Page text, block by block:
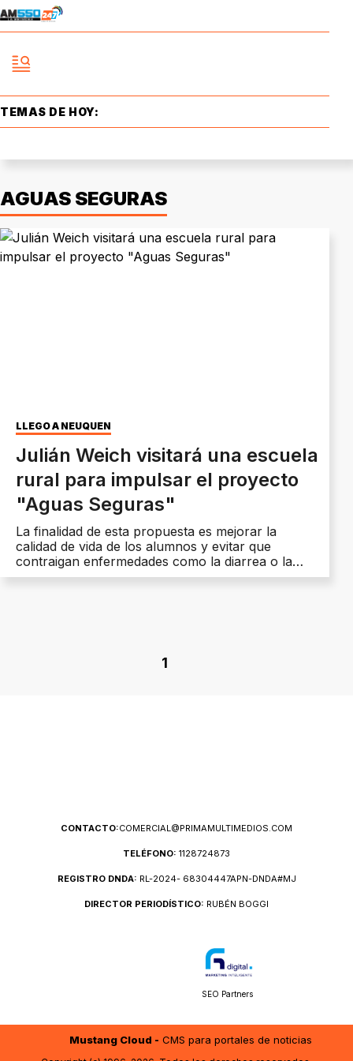
TEMAS DE HOY:
AGUAS SEGURAS
LLEGÓ A NEUQUÉN
Julián Weich visitará una escuela
rural para impulsar el proyecto
"Aguas Seguras"
La finalidad de esta propuesta es mejorar la
calidad de vida de los alumnos y evitar que
contraigan enfermedades como la diarrea o la
gastroenteritis.
1
CONTACTO:COMERCIAL@PRIMAMULTIMEDIOS.COM
TELÉFONO: 1128724873
REGISTRO DNDA: RL-2024- 68304447APN-DNDA#MJ
DIRECTOR PERIODÍSTICO: RUBÉN BOGGI
SEO Partners
Mustang Cloud - CMS para portales de noticias